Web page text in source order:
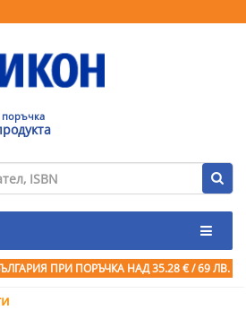
поръчка
ПРИ ПОРЪЧКА НАД 35.28 € / 69 ЛВ.